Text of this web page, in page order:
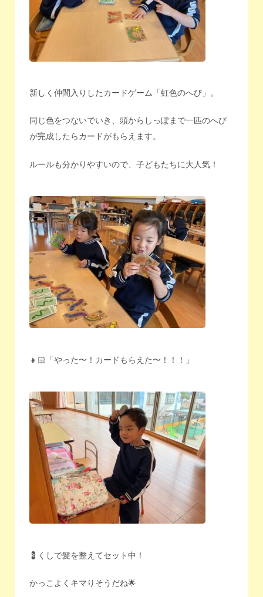
新しく仲間入りしたカードゲーム「虹色のへび」。
同じ色をつないでいき、頭からしっぽまで一匹のへび
が完成したらカードがもらえます。
ルールも分かりやすいので、子どもたちに大人気！
👧🏻「やった〜！カードもらえた〜！！！」
💈くしで髪を整えてセット中！
かっこよくキマりそうだね🌟